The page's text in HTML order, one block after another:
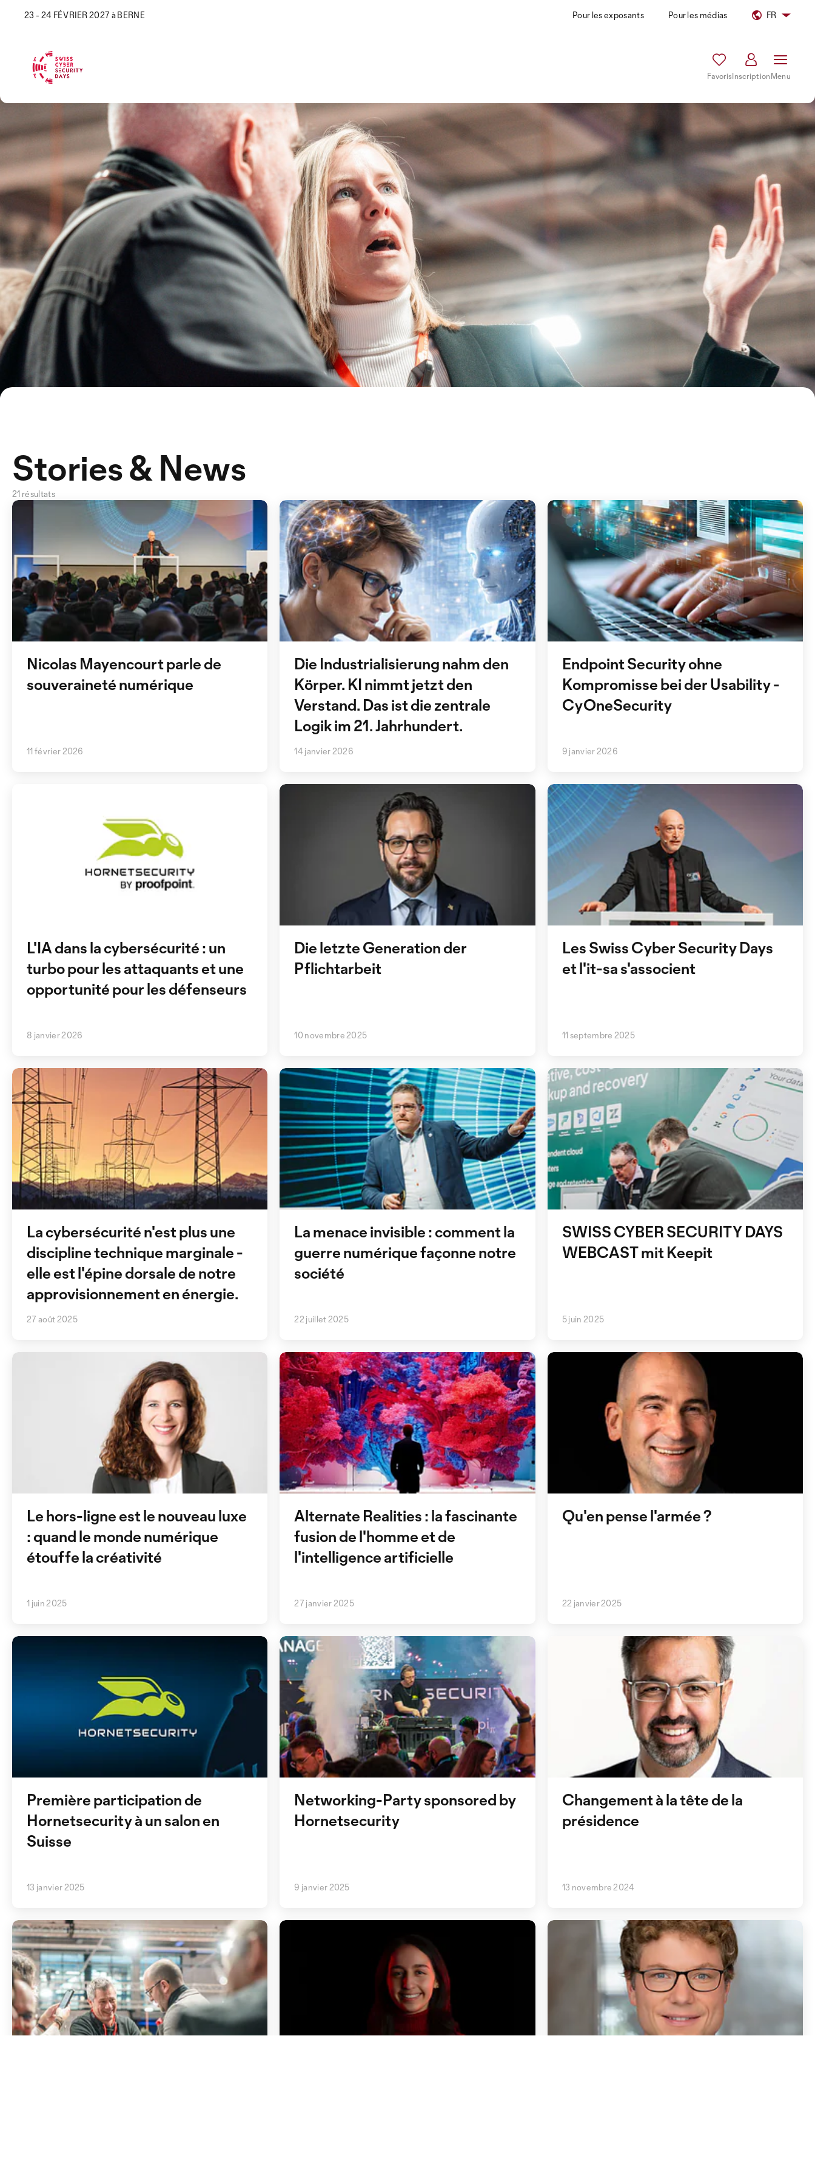
23 - 24 FÉVRIER 2027 à BERNE Pour les exposants Pour les médias FR
FavorisInscriptionMenu
Stories & News
21 résultats
Nicolas Mayencourt parle de
souveraineté numérique
11 février 2026
Die Industrialisierung nahm den
Körper. KI nimmt jetzt den
Verstand. Das ist die zentrale
Logik im 21. Jahrhundert.
14 janvier 2026
Endpoint Security ohne
Kompromisse bei der Usability -
CyOneSecurity
9 janvier 2026
L'IA dans la cybersécurité : un
turbo pour les attaquants et une
opportunité pour les défenseurs
8 janvier 2026
Die letzte Generation der
Pflichtarbeit
10 novembre 2025
Les Swiss Cyber Security Days
et l'it-sa s'associent
11 septembre 2025
La cybersécurité n'est plus une
discipline technique marginale -
elle est l'épine dorsale de notre
approvisionnement en énergie.
27 août 2025
La menace invisible : comment la
guerre numérique façonne notre
société
22 juillet 2025
SWISS CYBER SECURITY DAYS
WEBCAST mit Keepit
5 juin 2025
Le hors-ligne est le nouveau luxe
: quand le monde numérique
étouffe la créativité
1 juin 2025
Alternate Realities : la fascinante
fusion de l'homme et de
l'intelligence artificielle
27 janvier 2025
Qu'en pense l'armée ?
22 janvier 2025
Première participation de
Hornetsecurity à un salon en
Suisse
13 janvier 2025
Networking-Party sponsored by
Hornetsecurity
9 janvier 2025
Changement à la tête de la
présidence
13 novembre 2024
Newsletter
Inscrivez-vous ici à la newsletter des Swiss Cyber Security Days!
Suivez-nous sur les réseaux sociaux.
ImpressumDisclaimerAGBDatenschutzConsent Choices Copyright 2026: BERNEXPO AG